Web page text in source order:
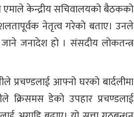
केन्द्रीय सचिवालयको बैठकको
नेतृत्व गरेको बताए। उनले
जनादेश हो । संसदीय लोकतन्त्र
प्रचण्डलाई आफ्नो घरको बार्दलीमा
डेको उपहार प्रचण्डलाई